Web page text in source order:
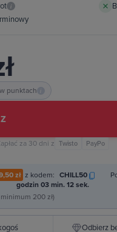
i
punktach
za 30 dni z Twisto PayPo
zł z kodem: CHILL50
godzin 03 min. 11 sek.
200 zł)
Odbierz